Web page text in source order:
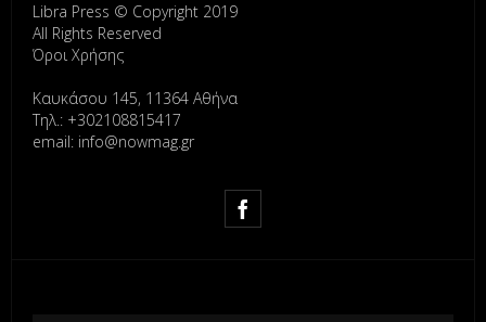
Libra Press © Copyright 2019
All Rights Reserved
Όροι Χρήσης
Καυκάσου 145, 11364 Αθήνα
Τηλ.: +302108815417
email: info@nowmag.gr